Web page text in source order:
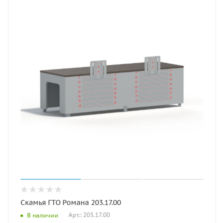
Скамья ГТО Романа 203.17.00
В наличии Арт.: 203.17.00